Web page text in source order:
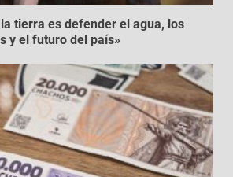
tierra es defender el agua, los
y el futuro del país»